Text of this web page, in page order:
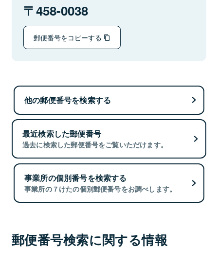
458-0038
郵便番号をコピーする
他の郵便番号を検索する
最近検索した郵便番号
過去に検索した郵便番号をご覧いただけます。
事業所の個別番号を検索する
事業所の７けたの個別郵便番号をお調べします。
郵便番号検索に関する情報